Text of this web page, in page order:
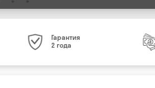
Гарантия
2 года